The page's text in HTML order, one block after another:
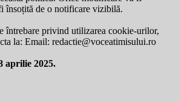
însoțită de o notificare vizibilă.
întrebare privind utilizarea cookie-urilor,
la: Email: redactie@voceatimisului.ro
aprilie 2025.